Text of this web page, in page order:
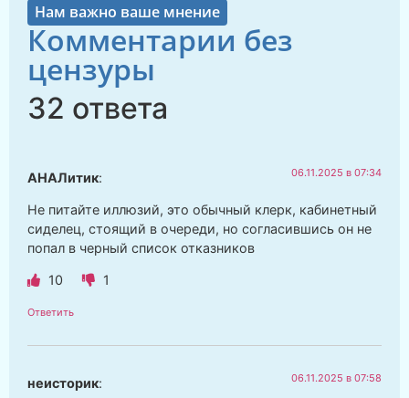
Нам важно ваше мнение
Комментарии без
цензуры
32 ответа
АНАЛитик: 06.11.2025 в 07:34
Не питайте иллюзий, это обычный клерк, кабинетный
сиделец, стоящий в очереди, но согласившись он не
попал в черный список отказников
10 1
Ответить
неисторик: 06.11.2025 в 07:58